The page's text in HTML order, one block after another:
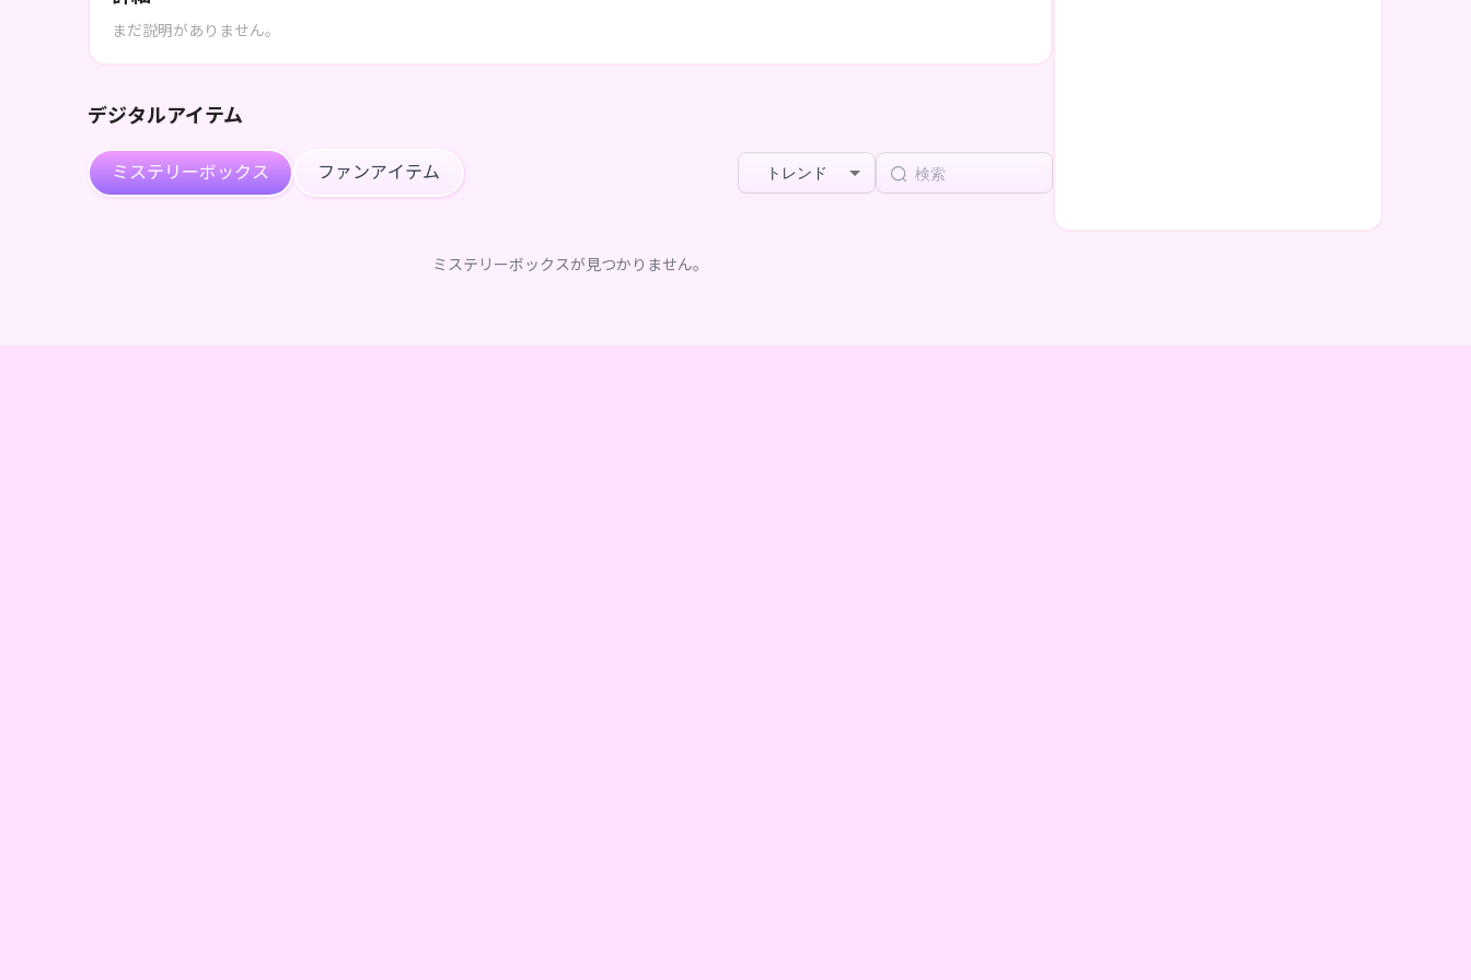
まだ説明がありません。
デジタルアイテム
ミステリーボックス ファンアイテム トレンド
ミステリーボックスが見つかりません。